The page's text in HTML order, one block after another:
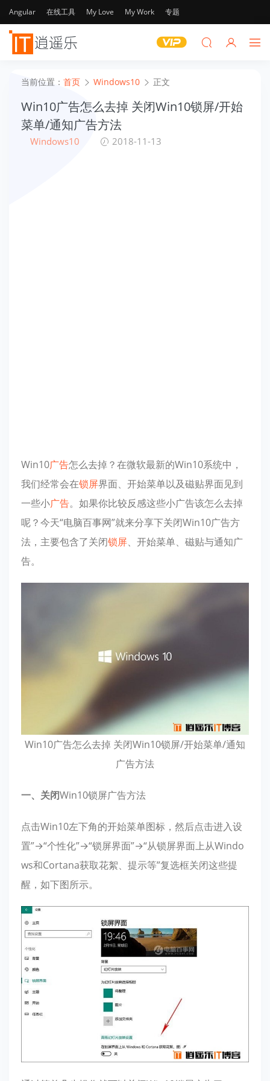
Angular 在线工具 My Love My Work 专题
当前位置： 首页 Windows10 正文
Win10广告怎么去掉 关闭Win10锁屏/开始
菜单/通知广告方法
Windows10 2018-11-13
Win10广告怎么去掉？在微软最新的Win10系统中，
我们经常会在锁屏界面、开始菜单以及磁贴界面见到
一些小广告。如果你比较反感这些小广告该怎么去掉
呢？今天“电脑百事网”就来分享下关闭Win10广告方
法，主要包含了关闭锁屏、开始菜单、磁贴与通知广
告。
Win10广告怎么去掉 关闭Win10锁屏/开始菜单/通知
广告方法
一、 关闭Win10锁屏广告方法
点击Win10左下角的开始菜单图标，然后点击进入设
置”→“个性化”→“锁屏界面”→“从锁屏界面上从Windo
ws和Cortana获取花絮、提示等”复选框关闭这些提
醒，如下图所示。